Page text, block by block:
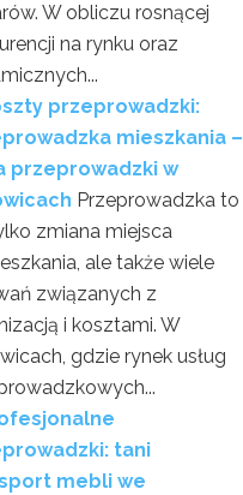
W obliczu rosnącej
na rynku oraz
przeprowadzki:
mieszkania –
przeprowadzki w
Przeprowadzka to
zmiana miejsca
ale także wiele
związanych z
i kosztami. W
gdzie rynek usług
tani
mebli we